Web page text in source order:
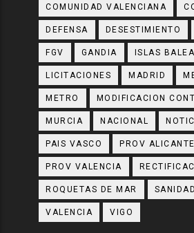
COMUNIDAD VALENCIANA
DEFENSA DESESTIMIENTO
FGV GANDIA ISLAS
LICITACIONES MADRID
METRO MODIFICACION
MURCIA NACIONAL
PAIS VASCO PROV ALICANTE
PROV VALENCIA
ROQUETAS DE MAR SANIDAD
VALENCIA VIGO